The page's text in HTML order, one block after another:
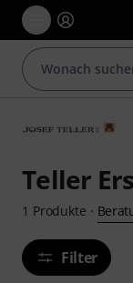
Teller
1 Produkte ·
Filter